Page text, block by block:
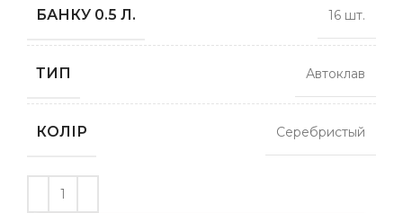
БАНКУ 0.5 Л. 16 шт.
ТИП Автоклав
КОЛІР Серебристый